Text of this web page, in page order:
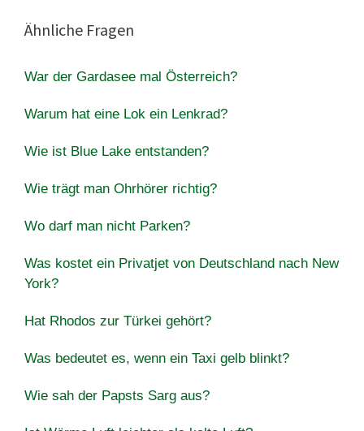
Ähnliche Fragen
War der Gardasee mal Österreich?
Warum hat eine Lok ein Lenkrad?
Wie ist Blue Lake entstanden?
Wie trägt man Ohrhörer richtig?
Wo darf man nicht Parken?
Was kostet ein Privatjet von Deutschland nach New
York?
Hat Rhodos zur Türkei gehört?
Was bedeutet es, wenn ein Taxi gelb blinkt?
Wie sah der Papsts Sarg aus?